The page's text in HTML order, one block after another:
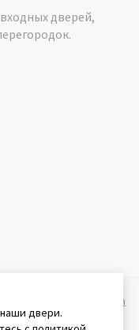
дверей,
Политика
сайта
двери.